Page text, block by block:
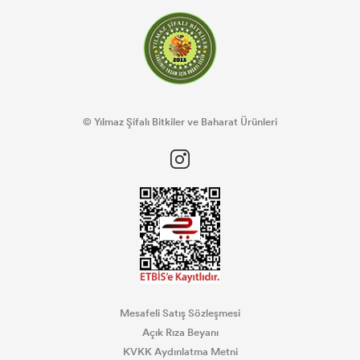
© Yılmaz Şifalı Bitkiler ve Baharat Ürünleri
Mesafeli Satış Sözleşmesi
Açık Rıza Beyanı
KVKK Aydınlatma Metni